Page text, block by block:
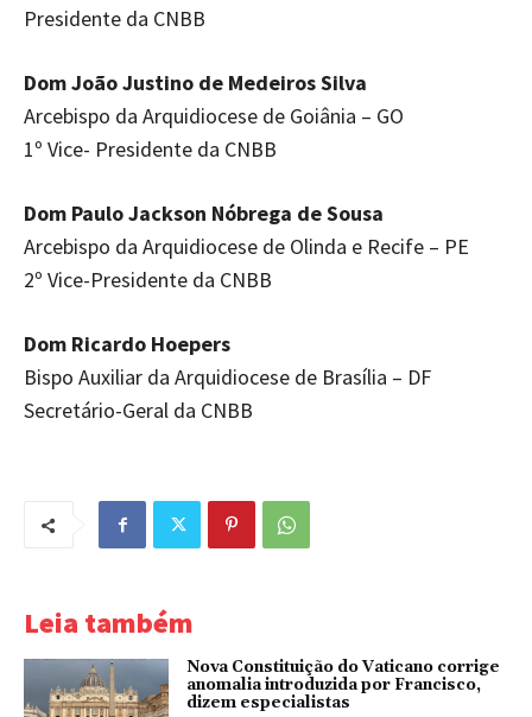
Presidente da CNBB
Dom João Justino de Medeiros Silva
Arcebispo da Arquidiocese de Goiânia – GO
1º Vice- Presidente da CNBB
Dom Paulo Jackson Nóbrega de Sousa
Arcebispo da Arquidiocese de Olinda e Recife – PE
2º Vice-Presidente da CNBB
Dom Ricardo Hoepers
Bispo Auxiliar da Arquidiocese de Brasília – DF
Secretário-Geral da CNBB
Leia também
Nova Constituição do Vaticano corrige
anomalia introduzida por Francisco,
dizem especialistas